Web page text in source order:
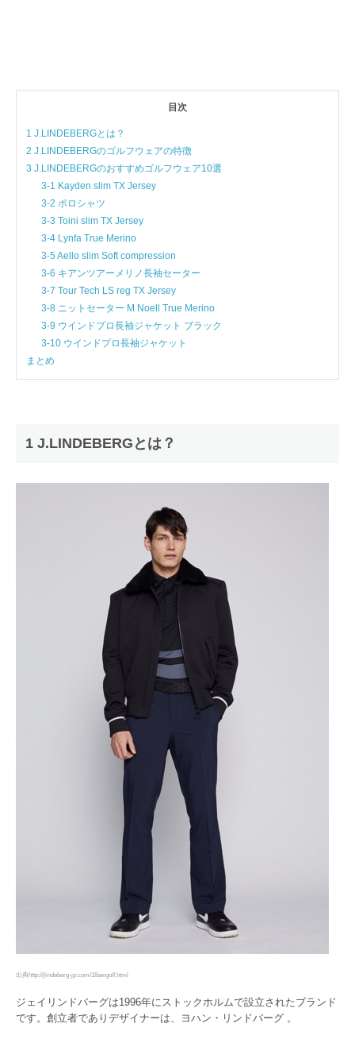
目次
1 J.LINDEBERGとは？
2 J.LINDEBERGのゴルフウェアの特徴
3 J.LINDEBERGのおすすめゴルフウェア10選
3-1 Kayden slim TX Jersey
3-2 ポロシャツ
3-3 Toini slim TX Jersey
3-4 Lynfa True Merino
3-5 Aello slim Soft compression
3-6 キアンツアーメリノ長袖セーター
3-7 Tour Tech LS reg TX Jersey
3-8 ニットセーター M Noell True Merino
3-9 ウインドプロ長袖ジャケット ブラック
3-10 ウインドプロ長袖ジャケット
まとめ
1 J.LINDEBERGとは？
出典http://jlindeberg-jp.com/18awgolf.html
ジェイリンドバーグは1996年にストックホルムで設立されたブランド
です。創立者でありデザイナーは、ヨハン・リンドバーグ 。